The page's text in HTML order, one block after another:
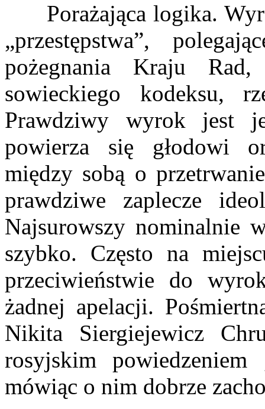
Porażająca logika.
„przestępstwa”,
pożegnania Kraju
sowieckiego kodeksu,
Prawdziwy wyrok jest
powierza się głodowi
między sobą o
prawdziwe zaplecze
Najsurowszy nominalnie
szybko. Często na
przeciwieństwie do
żadnej apelacji.
Nikita Siergiejewicz
rosyjskim powiedzeniem
mówiąc o nim dobrze